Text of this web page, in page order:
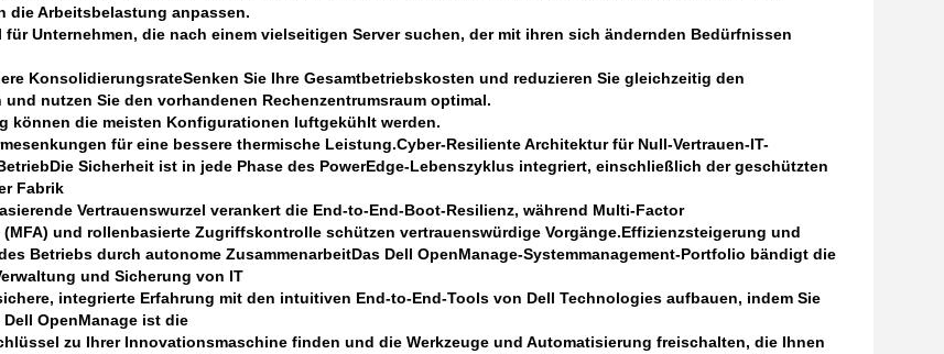
die Arbeitsbelastung anpassen.
für Unternehmen, die nach einem vielseitigen Server suchen, der mit ihren sich ändernden Bedürfnissen
KonsolidierungsrateSenken Sie Ihre Gesamtbetriebskosten und reduzieren Sie gleichzeitig den
und nutzen Sie den vorhandenen Rechenzentrumsraum optimal.
können die meisten Konfigurationen luftgekühlt werden.
für eine bessere thermische Leistung.Cyber-Resiliente Architektur für Null-Vertrauen-IT-
Die Sicherheit ist in jede Phase des PowerEdge-Lebenszyklus integriert, einschließlich der geschützten
Fabrik
Vertrauenswurzel verankert die End-to-End-Boot-Resilienz, während Multi-Factor
und rollenbasierte Zugriffskontrolle schützen vertrauenswürdige Vorgänge.Effizienzsteigerung und
Betriebs durch autonome ZusammenarbeitDas Dell OpenManage-Systemmanagement-Portfolio bändigt die
und Sicherung von IT
integrierte Erfahrung mit den intuitiven End-to-End-Tools von Dell Technologies aufbauen, indem Sie
OpenManage ist die
zu Ihrer Innovationsmaschine finden und die Werkzeuge und Automatisierung freischalten, die Ihnen